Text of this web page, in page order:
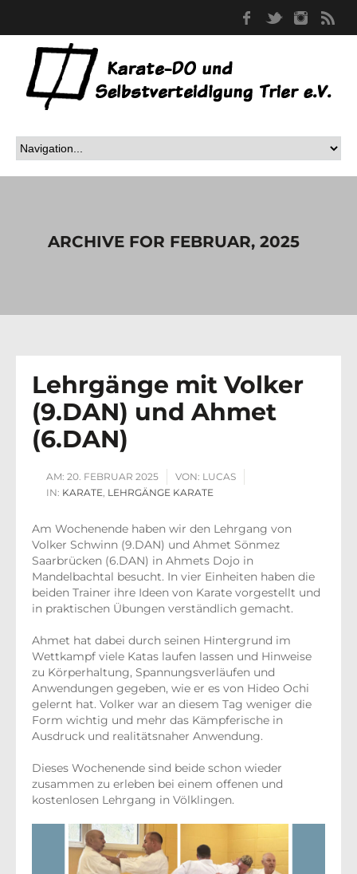
FacebookTwitter
ARCHIVE FOR FEBRUAR, 2025
Lehrgänge mit Volker
(9.DAN) und Ahmet
(6.DAN)
AM: 20. FEBRUAR 2025 VON: LUCAS
IN: KARATE, LEHRGÄNGE KARATE
Am Wochenende haben wir den Lehrgang von
Volker Schwinn (9.DAN) und Ahmet Sönmez
Saarbrücken (6.DAN) in Ahmets Dojo in
Mandelbachtal besucht. In vier Einheiten haben die
beiden Trainer ihre Ideen von Karate vorgestellt und
in praktischen Übungen verständlich gemacht.
Ahmet hat dabei durch seinen Hintergrund im
Wettkampf viele Katas laufen lassen und Hinweise
zu Körperhaltung, Spannungsverläufen und
Anwendungen gegeben, wie er es von Hideo Ochi
gelernt hat. Volker war an diesem Tag weniger die
Form wichtig und mehr das Kämpferische in
Ausdruck und realitätsnaher Anwendung.
Dieses Wochenende sind beide schon wieder
zusammen zu erleben bei einem offenen und
kostenlosen Lehrgang in Völklingen.